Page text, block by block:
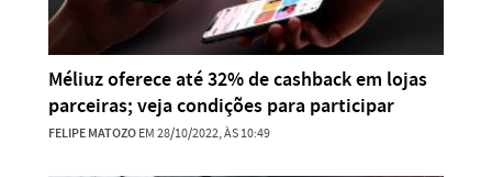
Méliuz oferece até 32% de cashback em lojas
parceiras; veja condições para participar
FELIPE MATOZOEM 28/10/2022, ÀS 10:49